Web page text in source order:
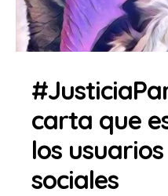
carta que
los
sociales